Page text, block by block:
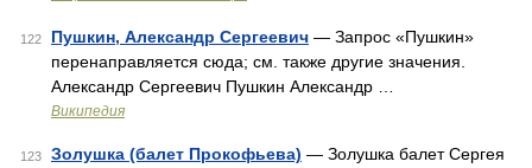
122 Пушкин, Александр Сергеевич — Запрос «Пушкин»
перенаправляется сюда; см. также другие значения.
Александр Сергеевич Пушкин Александр …
Википедия
123 Золушка (балет Прокофьева) — Золушка балет Сергея